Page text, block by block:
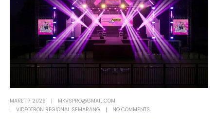
MARET 7 2026
MKVSPRO@GMAIL.COM
VIDEOTRON REGIONAL SEMARANG
NO COMMENTS